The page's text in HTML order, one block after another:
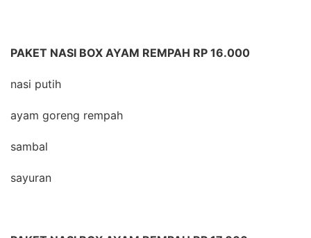
PAKET NASI BOX AYAM REMPAH RP 16.000
nasi putih
ayam goreng rempah
sambal
sayuran